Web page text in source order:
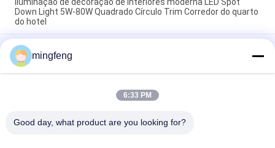
Down Light 5W-80W Quadrado Círculo Trim Corredor do quarto
do hotel
O diodo emissor de luz de 295LM 100° IP65 5W Dimmable
ilumina para baixo projetores do armário
alta do CRI do escritório claro eficiente para a sala de visitas
Categorias populares
mingfeng
6:33 PM
Good day, what product are you looking for?